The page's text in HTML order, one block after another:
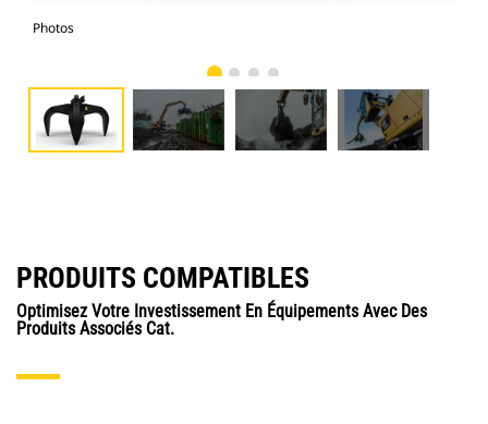
Photos
PRODUITS COMPATIBLES
Optimisez Votre Investissement En Équipements Avec Des
Produits Associés Cat.